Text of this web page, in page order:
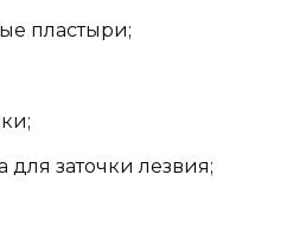
пластыри;
для заточки лезвия;